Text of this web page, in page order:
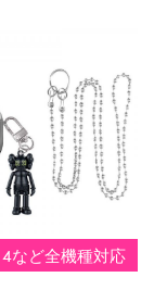
など全機種対応